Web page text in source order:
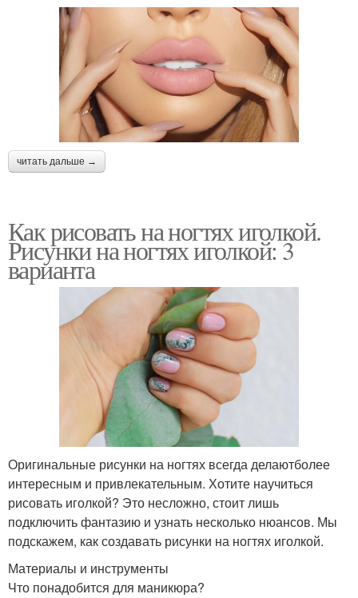
читать дальше →
Как рисовать на ногтях иголкой.
Рисунки на ногтях иголкой: 3
варианта
Оригинальные рисунки на ногтях всегда делаютболее
интересным и привлекательным. Хотите научиться
рисовать иголкой? Это несложно, стоит лишь
подключить фантазию и узнать несколько нюансов. Мы
подскажем, как создавать рисунки на ногтях иголкой.
Материалы и инструменты
Что понадобится для маникюра?